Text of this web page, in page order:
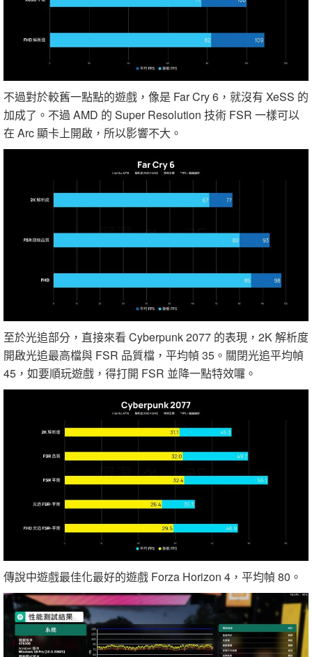
不過對於較舊一點點的遊戲，像是 Far Cry 6，就沒有 XeSS 的
加成了。不過 AMD 的 Super Resolution 技術 FSR 一樣可以
在 Arc 顯卡上開啟，所以影響不大。
至於光追部分，直接來看 Cyberpunk 2077 的表現，2K 解析度
開啟光追最高檔與 FSR 品質檔，平均幀 35。關閉光追平均幀
45，如要順玩遊戲，得打開 FSR 並降一點特效囉。
傳說中遊戲最佳化最好的遊戲 Forza Horizon 4，平均幀 80。